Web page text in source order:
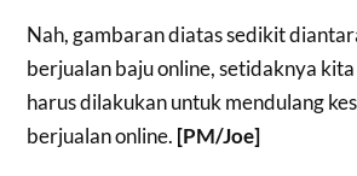
Nah, gambaran diatas sedikit
berjualan baju online, setidaknya
harus dilakukan untuk mendulang
berjualan online. [PM/Joe]